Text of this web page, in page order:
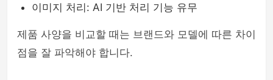
이미지 처리: AI 기반 처리 기능 유무
제품 사양을 비교할 때는 브랜드와 모델에 따른 차이
점을 잘 파악해야 합니다.